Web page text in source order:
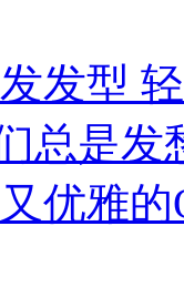
发型
总是发
优雅